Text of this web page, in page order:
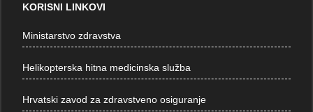
KORISNI LINKOVI
Ministarstvo zdravstva
Helikopterska hitna medicinska služba
Hrvatski zavod za zdravstveno osiguranje